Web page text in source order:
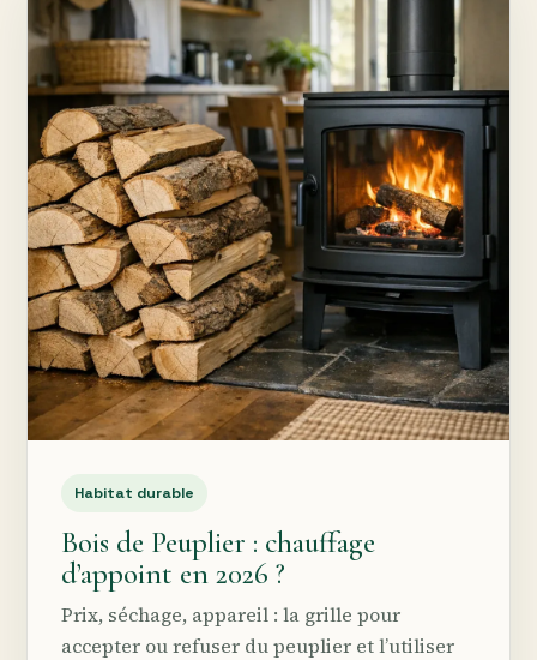
Habitat durable
Bois de Peuplier : chauffage
d’appoint en 2026 ?
Prix, séchage, appareil : la grille pour
accepter ou refuser du peuplier et l’utiliser